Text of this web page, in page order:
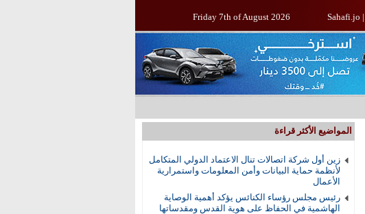
Friday 7th of August 2026 Sahafi.jo |
المواضيع الأكثر قراءة
زين أول شركة اتصالات تنال الاعتماد الدولي المتكامل
لأنظمة حماية البيانات وأمن المعلومات واستمرارية
الأعمال
رئيس مجلس رؤساء الكنائس يؤكد أهمية الوصاية
الهاشمية في الحفاظ على هوية القدس ومقدساتها